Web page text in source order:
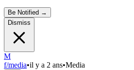
Be Notified →
Dismiss
M
f/media•il y a 2 ans•Media